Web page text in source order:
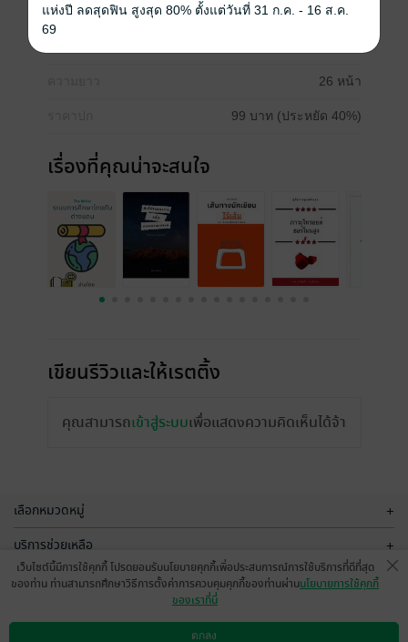
ประเภทไฟล์ pdf
26 หน้า
99 บาท (ประหยัด 40%)
เรื่องที่คุณน่าจะสนใจ
เขียนรีวิวและให้เรตติ้ง
คุณสามารถเข้าสู่ระบบเพื่อแสดงความคิดเห็นได้จ้า
เลือกหมวดหมู่ +
บริการช่วยเหลือ +
เกี่ยวกับเรา
เว็บไซต์นี้มีการใช้คุกกี้ โปรดยอมรับนโยบายคุกกี้เพื่อประสบการณ์การใช้บริการที่ดีที่สุด
ของท่าน ท่านสามารถศึกษาวิธีการตั้งค่าการควบคุมคุกกี้ของท่านผ่านนโยบายการใช้คุกกี้
ของเราที่นี่
ตกลง
แห่งปี ลดสุดฟิน สูงสุด 80% ตั้งแต่วันที่ 31 ก.ค. - 16 ส.ค.
69